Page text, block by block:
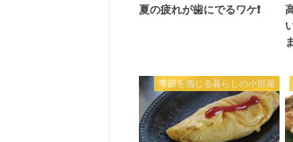
夏の疲れが歯にでるワケ❗️
季節を感じる暮らしの小部屋